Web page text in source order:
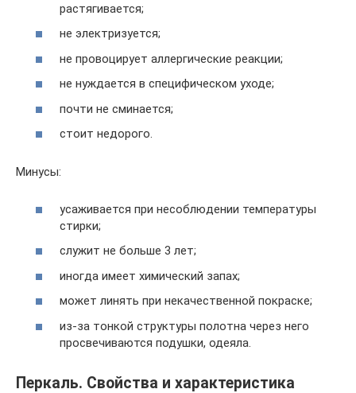
растягивается;
не электризуется;
не провоцирует аллергические реакции;
не нуждается в специфическом уходе;
почти не сминается;
стоит недорого.
Минусы:
усаживается при несоблюдении температуры
стирки;
служит не больше 3 лет;
иногда имеет химический запах;
может линять при некачественной покраске;
из-за тонкой структуры полотна через него
просвечиваются подушки, одеяла.
Перкаль. Свойства и характеристика